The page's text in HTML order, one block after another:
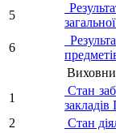
5
6
Виховний
1
Стан
2
Стан